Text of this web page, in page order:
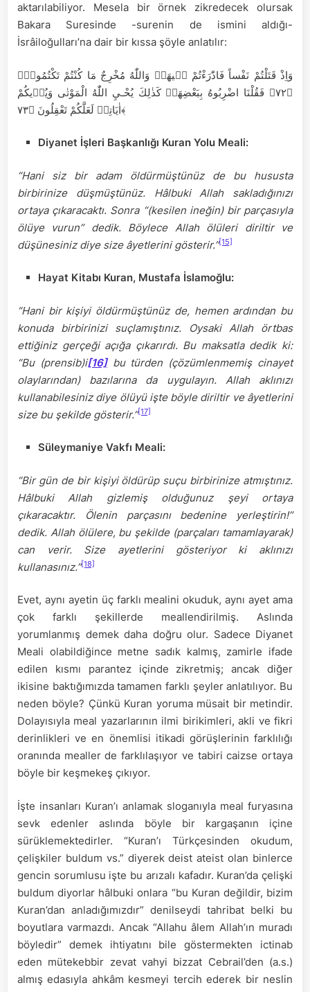
aktarılabiliyor. Mesela bir örnek zikredecek olursak
Bakara Suresinde -surenin de ismini aldığı-
İsrâiloğulları’na dair bir kıssa şöyle anlatılır:
وَاِذْ قَتَلْتُمْ نَفْساً فَادّٰرَءْتُمْ ف۪يهَاۜ وَاللّٰهُ مُخْرِجٌ مَا كُنْتُمْ تَكْتُمُونَۚ
﴿٧٢﴾ فَقُلْنَا اضْرِبُوهُ بِبَعْضِهَاۜ كَذٰلِكَ يُحْـيِ اللّٰهُ الْمَوْتٰى وَيُر۪يكُمْ
اٰيَاتِه۪ لَعَلَّكُمْ تَعْقِلُونَ ﴿٧٣﴾
Diyanet İşleri Başkanlığı Kuran Yolu Meali:
“Hani siz bir adam öldürmüştünüz de bu hususta
birbirinize düşmüştünüz. Hâlbuki Allah sakladığınızı
ortaya çıkaracaktı. Sonra “(kesilen ineğin) bir parçasıyla
ölüye vurun” dedik. Böylece Allah ölüleri diriltir ve
düşünesiniz diye size âyetlerini gösterir.”[15]
Hayat Kitabı Kuran, Mustafa İslamoğlu:
“Hani bir kişiyi öldürmüştünüz de, hemen ardından bu
konuda birbirinizi suçlamıştınız. Oysaki Allah örtbas
ettiğiniz gerçeği açığa çıkarırdı. Bu maksatla dedik ki:
“Bu (prensib)i[16]bu türden (çözümlenmemiş cinayet
olaylarından) bazılarına da uygulayın. Allah aklınızı
kullanabilesiniz diye ölüyü işte böyle diriltir ve âyetlerini
size bu şekilde gösterir.”[17]
Süleymaniye Vakfı Meali:
“Bir gün de bir kişiyi öldürüp suçu birbirinize atmıştınız.
Hâlbuki Allah gizlemiş olduğunuz şeyi ortaya
çıkaracaktır. Ölenin parçasını bedenine yerleştirin!”
dedik. Allah ölülere, bu şekilde (parçaları tamamlayarak)
can verir. Size ayetlerini gösteriyor ki aklınızı
kullanasınız.”[18]
Evet, aynı ayetin üç farklı mealini okuduk, aynı ayet ama
çok farklı şekillerde meallendirilmiş. Aslında
yorumlanmış demek daha doğru olur. Sadece Diyanet
Meali olabildiğince metne sadık kalmış, zamirle ifade
edilen kısmı parantez içinde zikretmiş; ancak diğer
ikisine baktığımızda tamamen farklı şeyler anlatılıyor. Bu
neden böyle? Çünkü Kuran yoruma müsait bir metindir.
Dolayısıyla meal yazarlarının ilmi birikimleri, akli ve fikri
derinlikleri ve en önemlisi itikadi görüşlerinin farklılığı
oranında mealler de farklılaşıyor ve tabiri caizse ortaya
böyle bir keşmekeş çıkıyor.
İşte insanları Kuran’ı anlamak sloganıyla meal furyasına
sevk edenler aslında böyle bir kargaşanın içine
sürüklemektedirler. “Kuran’ı Türkçesinden okudum,
çelişkiler buldum vs.” diyerek deist ateist olan binlerce
gencin sorumlusu işte bu arızalı kafadır. Kuran’da çelişki
buldum diyorlar hâlbuki onlara “bu Kuran değildir, bizim
Kuran’dan anladığımızdır” denilseydi tahribat belki bu
boyutlara varmazdı. Ancak “Allahu âlem Allah’ın muradı
böyledir” demek ihtiyatını bile göstermekten ictinab
eden mütekebbir zevat vahyi bizzat Cebrail’den (a.s.)
almış edasıyla ahkâm kesmeyi tercih ederek bir neslin